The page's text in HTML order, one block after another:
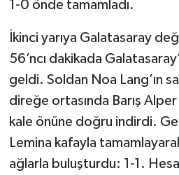
1-0 önde tamamladı.
İkinci yarıya Galatasaray
56’ncı dakikada
geldi. Soldan Noa Lang’ın
direğe ortasında Barış
kale önüne doğru indirdi.
Lemina kafayla
ağlarla buluşturdu: 1-1.